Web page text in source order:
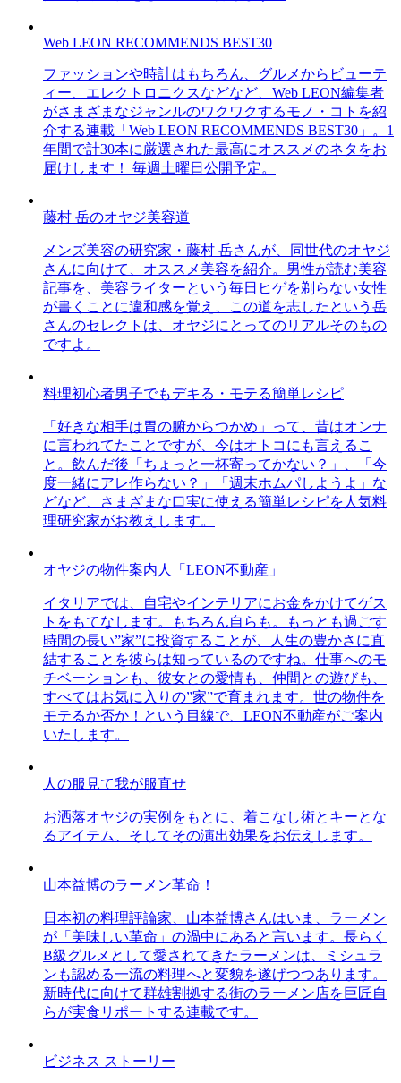
Web LEON RECOMMENDS BEST30
ファッションや時計はもちろん、グルメからビューテ
ィー、エレクトロニクスなどなど、Web LEON編集者
がさまざまなジャンルのワクワクするモノ・コトを紹
介する連載「Web LEON RECOMMENDS BEST30」。1
年間で計30本に厳選された最高にオススメのネタをお
届けします！ 毎週土曜日公開予定。
藤村 岳のオヤジ美容道
メンズ美容の研究家・藤村 岳さんが、同世代のオヤジ
さんに向けて、オススメ美容を紹介。男性が読む美容
記事を、美容ライターという毎日ヒゲを剃らない女性
が書くことに違和感を覚え、この道を志したという岳
さんのセレクトは、オヤジにとってのリアルそのもの
ですよ。
料理初心者男子でもデキる・モテる簡単レシピ
「好きな相手は胃の腑からつかめ」って、昔はオンナ
に言われてたことですが、今はオトコにも言えるこ
と。飲んだ後「ちょっと一杯寄ってかない？」、「今
度一緒にアレ作らない？」「週末ホムパしようよ」な
どなど、さまざまな口実に使える簡単レシピを人気料
理研究家がお教えします。
オヤジの物件案内人「LEON不動産」
イタリアでは、自宅やインテリアにお金をかけてゲス
トをもてなします。もちろん自らも。もっとも過ごす
時間の長い”家”に投資することが、人生の豊かさに直
結することを彼らは知っているのですね。仕事へのモ
チベーションも、彼女との愛情も、仲間との遊びも、
すべてはお気に入りの”家”で育まれます。世の物件を
モテるか否か！という目線で、LEON不動産がご案内
いたします。
人の服見て我が服直せ
お洒落オヤジの実例をもとに、着こなし術とキーとな
るアイテム、そしてその演出効果をお伝えします。
山本益博のラーメン革命！
日本初の料理評論家、山本益博さんはいま、ラーメン
が「美味しい革命」の渦中にあると言います。長らく
B級グルメとして愛されてきたラーメンは、ミシュラ
ンも認める一流の料理へと変貌を遂げつつあります。
新時代に向けて群雄割拠する街のラーメン店を巨匠自
らが実食リポートする連載です。
ビジネス ストーリー